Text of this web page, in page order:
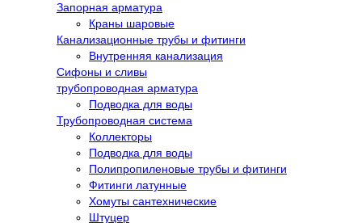
Запорная арматура
Краны шаровые
Канализационные трубы и фитинги
Внутренняя канализация
Сифоны и сливы
трубопроводная арматура
Подводка для воды
Трубопроводная система
Коллекторы
Подводка для воды
Полипропиленовые трубы и фитинги
Фитинги латунные
Хомуты сантехнические
Штуцер